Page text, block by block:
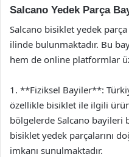
Salcano Yedek Parça
Salcano bisiklet yedek
ilinde bulunmaktadır. Bu
hem de online platformlar
1. **Fiziksel Bayiler**:
özellikle bisiklet ile ilgili
bölgelerde Salcano bayileri
bisiklet yedek parçalarını
imkanı sunulmaktadır.